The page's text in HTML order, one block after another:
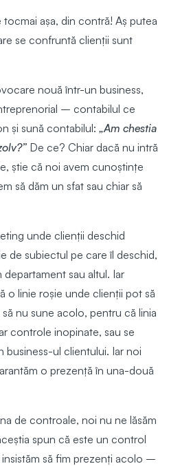
tocmai așa, din contră! Aș putea
se confruntă clienții sunt
nouă într-un business,
– contabilul ce
și sună contabilul: „Am chestia
De ce? Chiar dacă nu intră
știe că noi avem cunoștințe
să dăm un sfat sau chiar să
unde clienții deschid
de subiectul pe care îl deschid,
sau altul. Iar
o linie roșie unde clienții pot să
nu sune acolo, pentru că linia
controle inopinate, sau se
business-ul clientului. Iar noi
o prezență în una-două
de controale, noi nu ne lăsăm
spun că este un control
să fim prezenți acolo –